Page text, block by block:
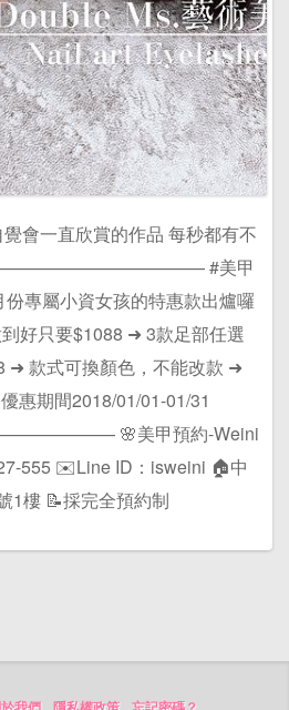
會一直欣賞的作品 每秒都有不
#美甲
專屬小資女孩的特惠款出爐囉
好只要$1088 ➜ 3款足部任選
➜ 款式可換顏色，不能改款 ➜
惠期間2018/01/01-01/31
🌸美甲預約-Weini
555 ✉️Line ID：isweini 🏠中
1樓 📝採完全預約制